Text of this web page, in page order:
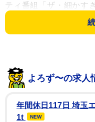
ティ番組「ザ・細かす
人気を博している。プ
後に、エンジニアとし
9日に公開した動画で
とができました」と4
た。邦楽科の卒業試験
よろず〜の求人
年間休日117日 埼玉
1t
NEW